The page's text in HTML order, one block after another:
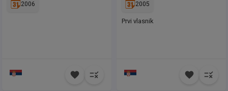
2006 2005
Prvi vlasnik